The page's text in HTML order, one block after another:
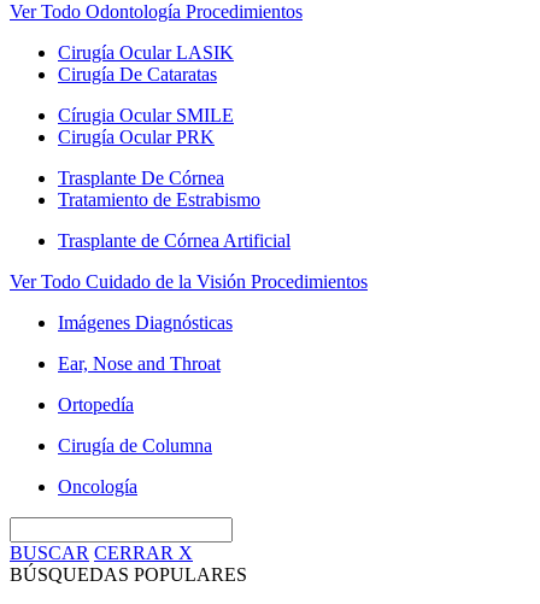
Ver Todo Odontología Procedimientos
Cirugía Ocular LASIK
Cirugía De Cataratas
Círugia Ocular SMILE
Cirugía Ocular PRK
Trasplante De Córnea
Tratamiento de Estrabismo
Trasplante de Córnea Artificial
Ver Todo Cuidado de la Visión Procedimientos
Imágenes Diagnósticas
Ear, Nose and Throat
Ortopedía
Cirugía de Columna
Oncología
BUSCAR CERRAR X
BÚSQUEDAS POPULARES